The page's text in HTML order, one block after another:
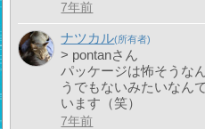
7年前
ナツカル
> pontanさん
パッケージは怖そうな
うでもないみたいなん
います（笑）
7年前